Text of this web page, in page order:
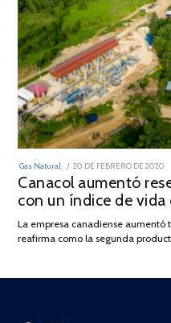
Gas Natural
POSTED
ON
20 DE FEBRERO DE 2020
Canacol aumentó
con un índice de vida
La empresa canadiense aumentó
reafirma como la segunda